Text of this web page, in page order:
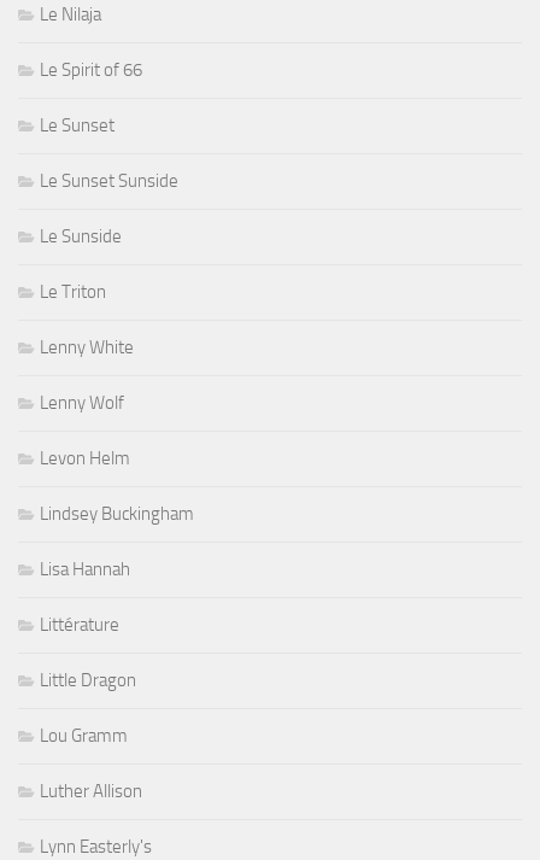
Le Nilaja
Le Spirit of 66
Le Sunset
Le Sunset Sunside
Le Sunside
Le Triton
Lenny White
Lenny Wolf
Levon Helm
Lindsey Buckingham
Lisa Hannah
Littérature
Little Dragon
Lou Gramm
Luther Allison
Lynn Easterly's